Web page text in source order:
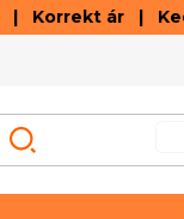
| Korrekt ár |